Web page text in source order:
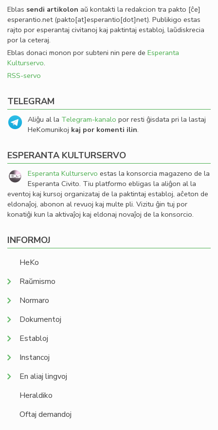
Eblas sendi artikolon aŭ kontakti la redakcion tra pakto [ĉe]
esperantio.net(pakto[at]esperantio[dot]net). Publikigo estas
rajto por esperantaj civitanoj kaj paktintaj establoj, laŭdiskrecia
por la ceteraj.
Eblas donaci monon por subteni nin pere de Esperanta
Kulturservo.
RSS-servo
TELEGRAM
Aliĝu al la Telegram-kanalo por resti ĝisdata pri la lastaj
HeKomunikoj kaj por komenti ilin.
ESPERANTA KULTURSERVO
Esperanta Kulturservo estas la konsorcia magazeno de la
Esperanta Civito. Tiu platformo ebligas la aliĝon al la
eventoj kaj kursoj organizataj de la paktintaj establoj, aĉeton de
eldonaĵoj, abonon al revuoj kaj multe pli. Vizitu ĝin tuj por
konatiĝi kun la aktivaĵoj kaj eldonaj novaĵoj de la konsorcio.
INFORMOJ
HeKo
Raŭmismo
Normaro
Dokumentoj
Establoj
Instancoj
En aliaj lingvoj
Heraldiko
Oftaj demandoj